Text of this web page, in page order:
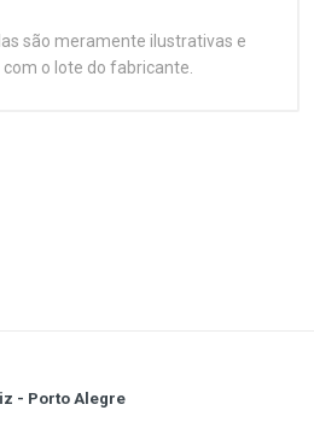
são meramente ilustrativas e
o lote do fabricante.
online, aulas e músicas.
Your Name
- Porto Alegre